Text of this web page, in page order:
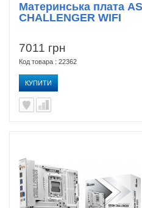
7011 грн
Код товара : 22362
КУПИТИ
Материнська плата
CHALLENGER WIFI